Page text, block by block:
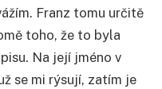
Franz tomu určitě
toho, že to byla
Na její jméno v
se mi rýsují, zatím je